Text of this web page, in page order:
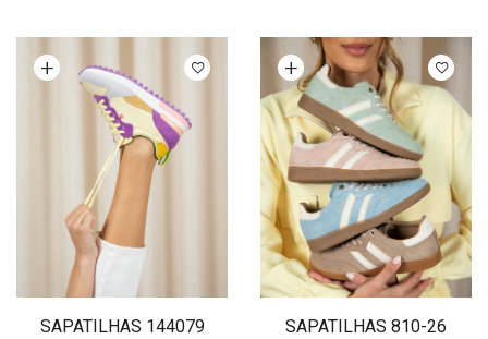
SAPATILHAS 144079
opções
SAPATILHAS 810-26
Ver opções